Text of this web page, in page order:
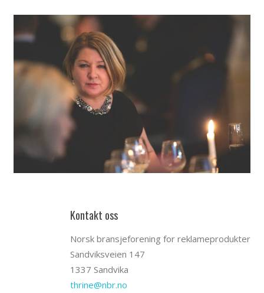
Kontakt oss
Norsk bransjeforening for reklameprodukter
Sandviksveien 147
1337 Sandvika
thrine@nbr.no